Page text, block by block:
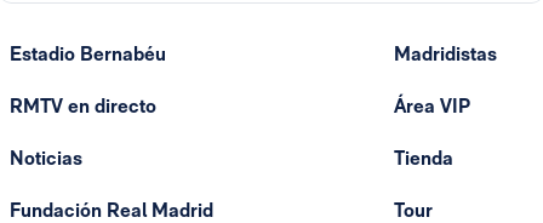
Estadio Bernabéu
RMTV en directo
Noticias
Fundación Real Madrid
Madridistas
Área VIP
Tienda
Tour